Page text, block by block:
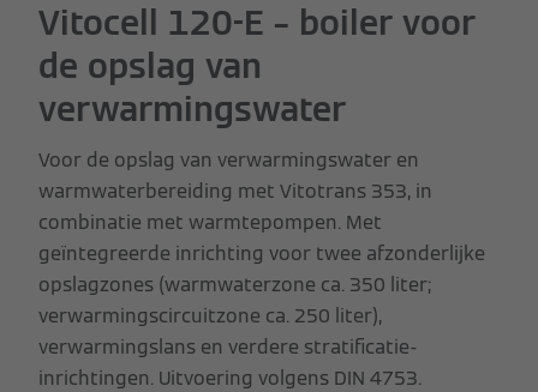
Vitocell 120-E – boiler voor
de opslag van
verwarmingswater
Voor de opslag van verwarmingswater en
warmwaterbereiding met Vitotrans 353, in
combinatie met warmtepompen. Met
geïntegreerde inrichting voor twee afzonderlijke
opslagzones (warmwaterzone ca. 350 liter;
verwarmingscircuitzone ca. 250 liter),
verwarmingslans en verdere stratificatie-
inrichtingen. Uitvoering volgens DIN 4753.